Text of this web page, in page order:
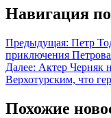
Навигация
Предыдущая: Петр
приключения
Далее: Актер Черняк
Верхотурским, что
Похожие